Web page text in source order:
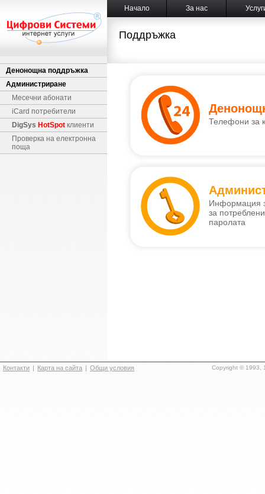
Начало За нас
Денонощна поддръжка
Администриране
Месечни абонати
iCard потребители
DigSys HotSpot клиенти
Проверка на електронна
поща
Поддръжка
Телефони за
Информация
за
паролата
Контакти | Карта на сайта | Общи условия Copyright © 1993,